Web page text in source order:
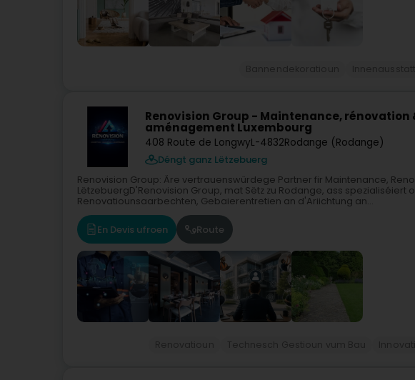
Renovision Group - Maintenance, rénovation
aménagement Luxembourg
408 Route de LongwyL-4832Rodange (Rodange)
Déngt ganz Lëtzebuerg
Renovision Group: Äre vertrauenswürdege Partner fir Maintenance,
LëtzebuergD'Renovision Group, mat Sëtz zu Rodange, ass spezialiséiert
Renovatiounsaarbechten, Gebaierentretien an d'Ariichtung an...
En Devis ufroen Route